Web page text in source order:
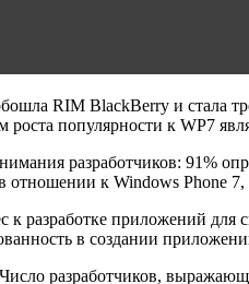
RIM BlackBerry и стала
популярности к WP7
разработчиков: 91%
отношении к Windows Phone
к разработке приложений
в создании
разработчиков,